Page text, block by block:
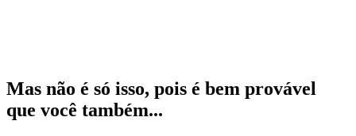
Mas não é só isso, pois é bem provável
que você também...